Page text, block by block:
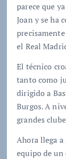
parece que
Joan y se ha
el Real
El técnico
tanto como
dirigido a
Burgos. A
grandes
Ahora llega
equipo de un